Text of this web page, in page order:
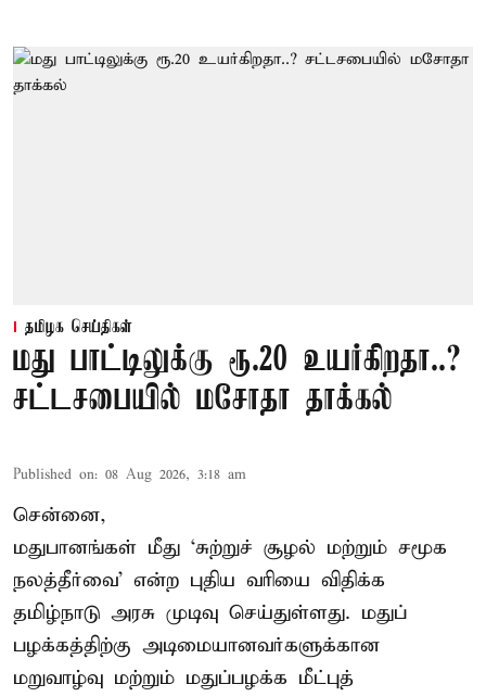
தமிழக செய்திகள்
மது பாட்டிலுக்கு ரூ.20 உயர்கிறதா..?
சட்டசபையில் மசோதா தாக்கல்
Published on: 08 Aug 2026, 3:18 am
சென்னை,
மதுபானங்கள் மீது ‘சுற்றுச் சூழல் மற்றும் சமூக
நலத்தீர்வை’ என்ற புதிய வரியை விதிக்க
தமிழ்நாடு அரசு முடிவு செய்துள்ளது. மதுப்
பழக்கத்திற்கு அடிமையானவர்களுக்கான
மறுவாழ்வு மற்றும் மதுப்பழக்க மீட்புத்